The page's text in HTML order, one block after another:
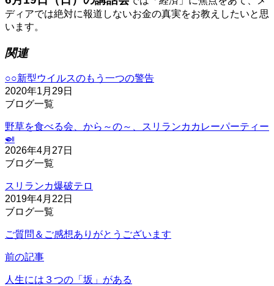
ディアでは絶対に報道しないお金の真実をお教えしたいと思
います。
関連
○○新型ウイルスのもう一つの警告
2020年1月29日
ブログ一覧
野草を食べる会、から～の～、スリランカカレーパーティー
🍛
2026年4月27日
ブログ一覧
スリランカ爆破テロ
2019年4月22日
ブログ一覧
ご質問＆ご感想ありがとうございます
前の記事
人生には３つの「坂」がある